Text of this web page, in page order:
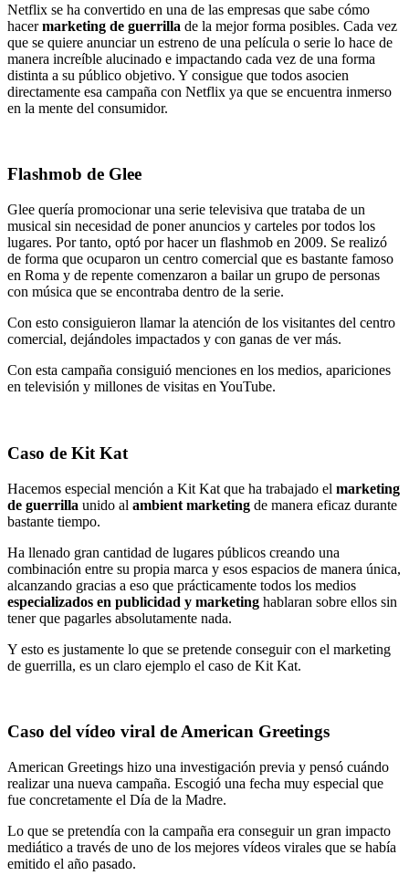
Netflix se ha convertido en una de las empresas que sabe cómo
hacermarketing de guerrilla de la mejor forma posibles. Cada vez
que se quiere anunciar un estreno de una película o serie lo hace de
manera increíble alucinado e impactando cada vez de una forma
distinta a su público objetivo. Y consigue que todos asocien
directamente esa campaña con Netflix ya que se encuentra inmerso
en la mente del consumidor.
Flashmob de Glee
Glee quería promocionar una serie televisiva que trataba de un
musical sin necesidad de poner anuncios y carteles por todos los
lugares. Por tanto, optó por hacer un flashmob en 2009. Se realizó
de forma que ocuparon un centro comercial que es bastante famoso
en Roma y de repente comenzaron a bailar un grupo de personas
con música que se encontraba dentro de la serie.
Con esto consiguieron llamar la atención de los visitantes del centro
comercial, dejándoles impactados y con ganas de ver más.
Con esta campaña consiguió menciones en los medios, apariciones
en televisión y millones de visitas en YouTube.
Caso de Kit Kat
Hacemos especial mención a Kit Kat que ha trabajado el marketing
de guerrilla unido al ambient marketing de manera eficaz durante
bastante tiempo.
Ha llenado gran cantidad de lugares públicos creando una
combinación entre su propia marca y esos espacios de manera única,
alcanzando gracias a eso que prácticamente todos los medios
especializados en publicidad y marketing hablaran sobre ellos sin
tener que pagarles absolutamente nada.
Y esto es justamente lo que se pretende conseguir con el marketing
de guerrilla, es un claro ejemplo el caso de Kit Kat.
Caso del vídeo viral de American Greetings
American Greetings hizo una investigación previa y pensó cuándo
realizar una nueva campaña. Escogió una fecha muy especial que
fue concretamente el Día de la Madre.
Lo que se pretendía con la campaña era conseguir un gran impacto
mediático a través de uno de los mejores vídeos virales que se había
emitido el año pasado.